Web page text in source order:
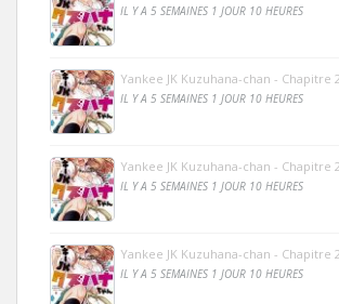
IL Y A 5 SEMAINES 1 JOUR 10 HEURES
Yankee JK Kuzuhana-chan - Chapitre
IL Y A 5 SEMAINES 1 JOUR 10 HEURES
Yankee JK Kuzuhana-chan - Chapitre
IL Y A 5 SEMAINES 1 JOUR 10 HEURES
Yankee JK Kuzuhana-chan - Chapitre
IL Y A 5 SEMAINES 1 JOUR 10 HEURES